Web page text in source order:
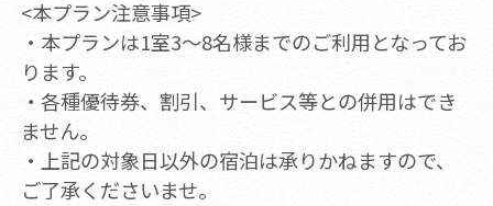
<本プラン注意事項>
・本プランは1室3～8名様までのご利用となってお
ります。
・各種優待券、割引、サービス等との併用はでき
ません。
・上記の対象日以外の宿泊は承りかねますので、
ご了承くださいませ。